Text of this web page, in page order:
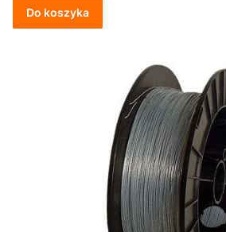
Do koszyka